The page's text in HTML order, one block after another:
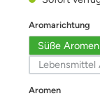
Aromarichtung
Süße Aromen
Lebensmittel
Aromenauswählen